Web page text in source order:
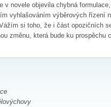
v novele objevila chybná
vyhlašováním výběrových řízení
si toho, že i část opozičních
změnu, která bude ku prospěchu